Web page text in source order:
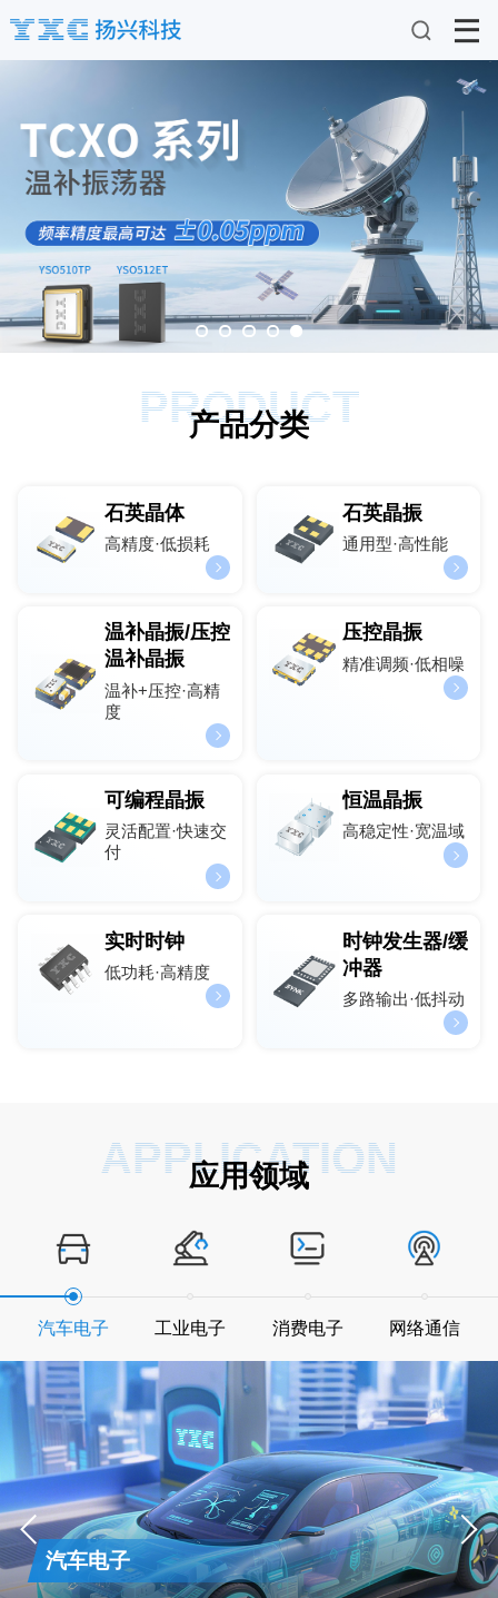
PRODUCT
产品分类
石英晶体
高精度·低损耗
石英晶振
通用型·高性能
温补晶振/压控
温补晶振
温补+压控·高精
度
压控晶振
精准调频·低相噪
可编程晶振
灵活配置·快速交
付
恒温晶振
高稳定性·宽温域
实时时钟
低功耗·高精度
时钟发生器/缓
冲器
多路输出·低抖动
APPLICATION
应用领域
汽车电子 工业电子 消费电子 网络通信
汽车电子